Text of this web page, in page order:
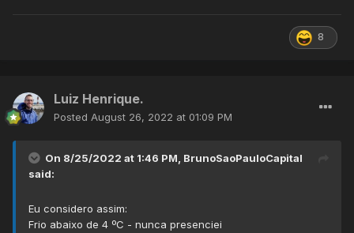
8
Luiz Henrique.
Posted August 26, 2022 at 01:09 PM
On 8/25/2022 at 1:46 PM, BrunoSaoPauloCapital
said:
Eu considero assim:
Frio abaixo de 4 ºC - nunca presenciei